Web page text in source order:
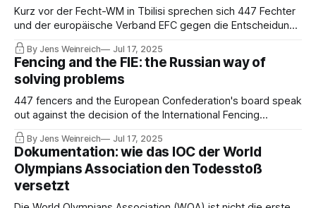
Kurz vor der Fecht-WM in Tbilisi sprechen sich 447 Fechter
und der europäische Verband EFC gegen die Entscheidung
des Weltverbandes FIE aus, russische Fechter und Teams
als "neutrale Sportler" zuzulassen. Zugleich festigen
Usmanows Vasallen um Vitaly Logvin die Macht mit einem
dubiosen Kongress.
By Jens Weinreich Jul 17, 2025
Fencing and the FIE: the Russian way of
solving problems
447 fencers and the European Confederation's board speak
out against the decision of the International Fencing
Federation to allow Russian fencers and teams to compete
as ‘neutral athletes.’ At the same time, Usmanov's vassals
around Vitaly Logvin consolidate their power with a dubious
congress.
By Jens Weinreich Jul 17, 2025
Dokumentation: wie das IOC der World
Olympians Association den Todesstoß
versetzt